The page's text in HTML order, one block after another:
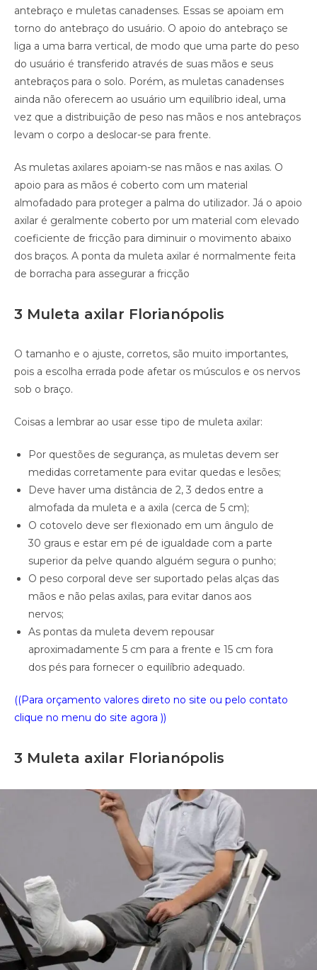
antebraço e muletas canadenses. Essas se apoiam em
torno do antebraço do usuário. O apoio do antebraço se
liga a uma barra vertical, de modo que uma parte do peso
do usuário é transferido através de suas mãos e seus
antebraços para o solo. Porém, as muletas canadenses
ainda não oferecem ao usuário um equilíbrio ideal, uma
vez que a distribuição de peso nas mãos e nos antebraços
levam o corpo a deslocar-se para frente.
As muletas axilares apoiam-se nas mãos e nas axilas. O
apoio para as mãos é coberto com um material
almofadado para proteger a palma do utilizador. Já o apoio
axilar é geralmente coberto por um material com elevado
coeficiente de fricção para diminuir o movimento abaixo
dos braços. A ponta da muleta axilar é normalmente feita
de borracha para assegurar a fricção
3 Muleta axilar Florianópolis
O tamanho e o ajuste, corretos, são muito importantes,
pois a escolha errada pode afetar os músculos e os nervos
sob o braço.
Coisas a lembrar ao usar esse tipo de muleta axilar:
Por questões de segurança, as muletas devem ser
medidas corretamente para evitar quedas e lesões;
Deve haver uma distância de 2, 3 dedos entre a
almofada da muleta e a axila (cerca de 5 cm);
O cotovelo deve ser flexionado em um ângulo de
30 graus e estar em pé de igualdade com a parte
superior da pelve quando alguém segura o punho;
O peso corporal deve ser suportado pelas alças das
mãos e não pelas axilas, para evitar danos aos
nervos;
As pontas da muleta devem repousar
aproximadamente 5 cm para a frente e 15 cm fora
dos pés para fornecer o equilíbrio adequado.
((Para orçamento valores direto no site ou pelo contato
clique no menu do site agora ))
3 Muleta axilar Florianópolis